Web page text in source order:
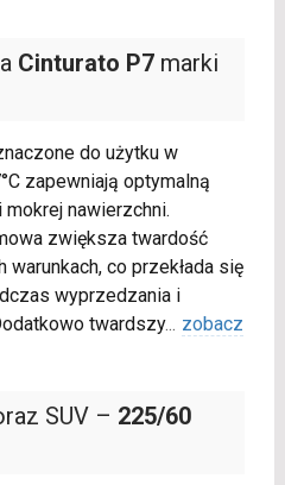
Cinturato P7marki
do użytku w
zapewniają optymalną
nawierzchni.
zwiększa twardość
co przekłada się
wyprzedzania i
twardszy... zobacz
SUV – 225/60